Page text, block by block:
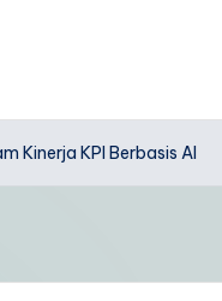
Kinerja KPI Berbasis AI